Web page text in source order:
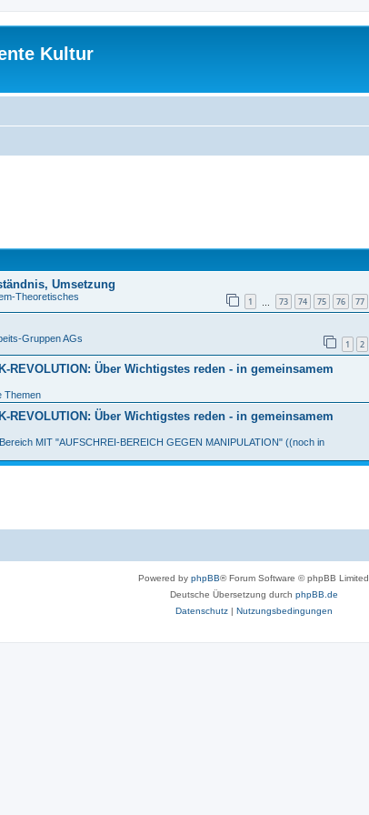
Kultur
Umsetzung
Theoretisches 1 73 74 75 76 77
Gruppen AGs 1 2
REVOLUTION: Über Wichtigstes reden - in gemeinsamem
Themen
REVOLUTION: Über Wichtigstes reden - in gemeinsamem
MIT "AUFSCHREI-BEREICH GEGEN MANIPULATION" ((noch in
Powered by phpBB® Forum Software © phpBB Limited
Deutsche Übersetzung durch phpBB.de
Datenschutz| Nutzungsbedingungen